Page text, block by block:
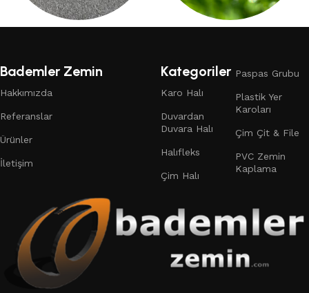
132 products
Bademler Zemin
Hakkımızda
Referanslar
Ürünler
İletişim
Kategoriler
Karo Halı
Duvardan
Duvara Halı
Halıfleks
Çim Halı
Paspas Grubu
Plastik Yer
Karoları
Çim Çit & File
PVC Zemin
Kaplama